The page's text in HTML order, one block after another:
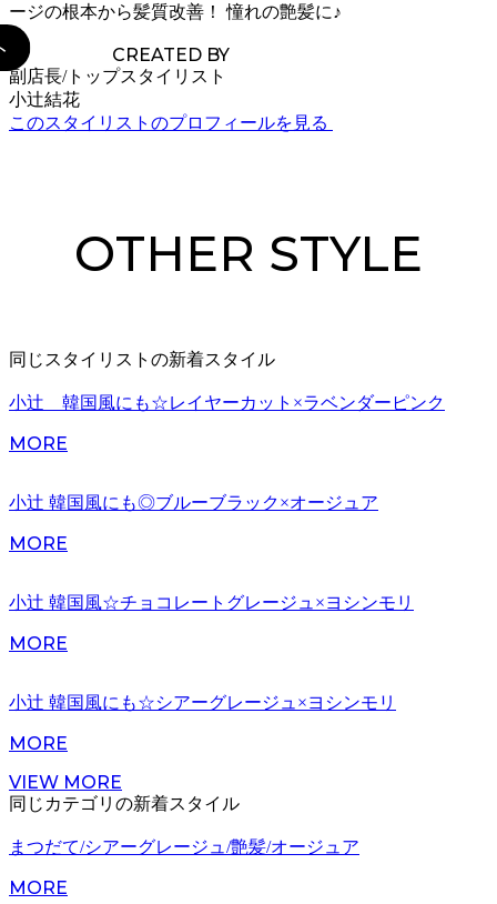
ージの根本から髪質改善！ 憧れの艶髪に♪
CREATED BY
副店長/トップスタイリスト
小辻結花
このスタイリストのプロフィールを見る
OTHER STYLE
同じスタイリストの新着スタイル
小辻 韓国風にも☆レイヤーカット×ラベンダーピンク
MORE
小辻 韓国風にも◎ブルーブラック×オージュア
MORE
小辻 韓国風☆チョコレートグレージュ×ヨシンモリ
MORE
小辻 韓国風にも☆シアーグレージュ×ヨシンモリ
MORE
VIEW MORE
同じカテゴリの新着スタイル
まつだて/シアーグレージュ/艶髪/オージュア
MORE